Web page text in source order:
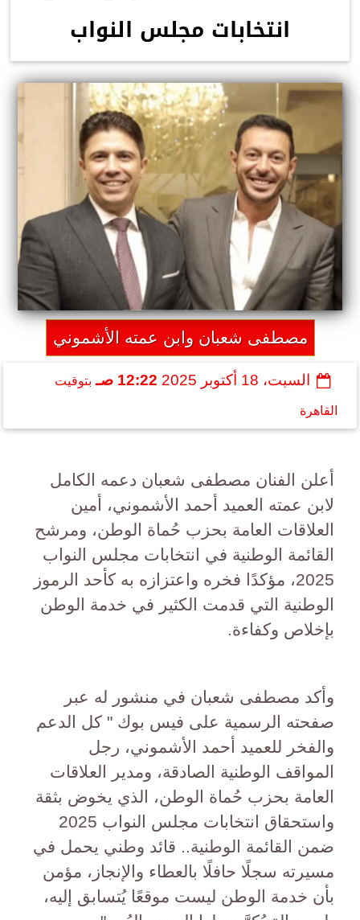
انتخابات مجلس النواب
مصطفى شعبان وابن عمته الأشموني
السبت، 18 أكتوبر 2025 12:22 صـ بتوقيت
القاهرة
أعلن الفنان مصطفى شعبان دعمه الكامل
لابن عمته العميد أحمد الأشموني، أمين
العلاقات العامة بحزب حُماة الوطن، ومرشح
القائمة الوطنية في انتخابات مجلس النواب
2025، مؤكدًا فخره واعتزازه به كأحد الرموز
الوطنية التي قدمت الكثير في خدمة الوطن
بإخلاص وكفاءة.
وأكد مصطفى شعبان في منشور له عبر
صفحته الرسمية على فيس بوك " كل الدعم
والفخر للعميد أحمد الأشموني، رجل
المواقف الوطنية الصادقة، ومدير العلاقات
العامة بحزب حُماة الوطن، الذي يخوض بثقة
واستحقاق انتخابات مجلس النواب 2025
ضمن القائمة الوطنية.. قائد وطني يحمل في
مسيرته سجلًا حافلًا بالعطاء والإنجاز، مؤمن
بأن خدمة الوطن ليست موقعًا يُتسابق إليه،